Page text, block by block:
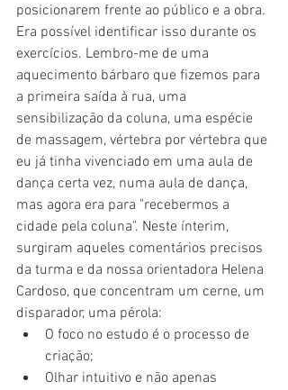
posicionarem frente ao público e a obra.
Era possível identificar isso durante os
exercícios. Lembro-me de uma
aquecimento bárbaro que fizemos para
a primeira saída à rua, uma
sensibilização da coluna, uma espécie
de massagem, vértebra por vértebra que
eu já tinha vivenciado em uma aula de
dança certa vez, numa aula de dança,
mas agora era para "recebermos a
cidade pela coluna". Neste ínterim,
surgiram aqueles comentários precisos
da turma e da nossa orientadora Helena
Cardoso, que concentram um cerne, um
disparador, uma pérola:
O foco no estudo é o processo de
criação;
Olhar intuitivo e não apenas